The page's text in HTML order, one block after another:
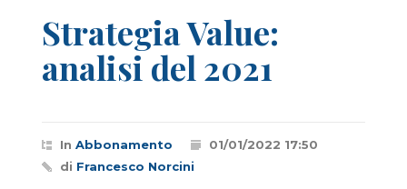
Strategia Value:
analisi del 2021
In Abbonamento
01/01/2022 17:50
di Francesco Norcini